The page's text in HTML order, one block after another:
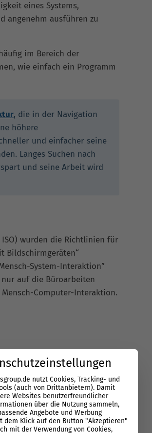
eines Systems,
angenehm ausführen zu
im Bereich der
wie einfach ein Programm
, die in der Navigation
höhere
und einfacher seine
Langes Suchen nach
und seine Arbeit wird
wurden die Richtlinien für
Bildschirmgeräten“
System-Interaktion”
auf die Büroarbeiten
Computer-Interaktion.
sich die
Kriterien zusammen:
User an die
in angemessen
nutzt Cookies, Tracking- und
(auch von Drittanbietern). Damit
Websites benutzerfreundlicher
über die Nutzung sammeln,
Angebote und Werbung
dem Klick auf den Button "Akzeptieren"
mit der Verwendung von Cookies,